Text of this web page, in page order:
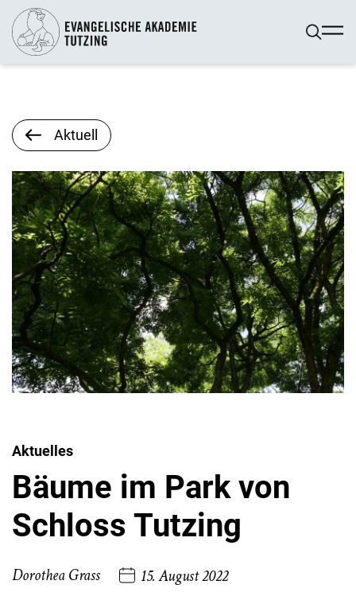
Aktuell
Aktuelles
Bäume im Park von
Schloss Tutzing
Dorothea Grass 15. August 2022